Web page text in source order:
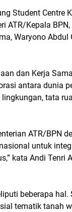
Student Centre
ATR/Kepala
Waryono Abdul
dan Kerja
antara dunia
tata
ATR/BPN
untuk
kata Andi Tenri
beberapa hal.
tematik tanah